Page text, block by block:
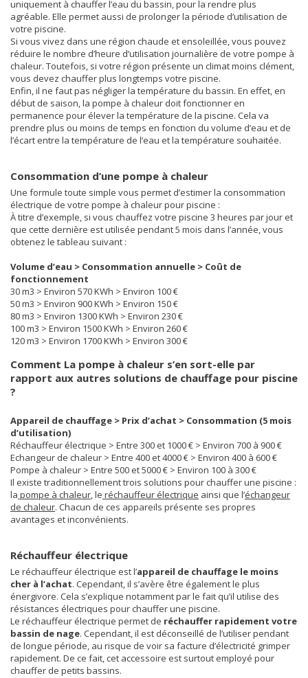
uniquement à chauffer l’eau du bassin, pour la rendre plus
agréable. Elle permet aussi de prolonger la période d’utilisation de
votre piscine.
Si vous vivez dans une région chaude et ensoleillée, vous pouvez
réduire le nombre d’heure d’utilisation journalière de votre pompe à
chaleur. Toutefois, si votre région présente un climat moins clément,
vous devez chauffer plus longtemps votre piscine.
Enfin, il ne faut pas négliger la température du bassin. En effet, en
début de saison, la pompe à chaleur doit fonctionner en
permanence pour élever la température de la piscine. Cela va
prendre plus ou moins de temps en fonction du volume d’eau et de
l’écart entre la température de l’eau et la température souhaitée.
Consommation d’une pompe à chaleur
Une formule toute simple vous permet d’estimer la consommation
électrique de votre pompe à chaleur pour piscine :
À titre d’exemple, si vous chauffez votre piscine 3 heures par jour et
que cette dernière est utilisée pendant 5 mois dans l’année, vous
obtenez le tableau suivant :
Volume d’eau > Consommation annuelle > Coût de
fonctionnement
30 m3 > Environ 570 KWh > Environ 100 €
50 m3 > Environ 900 KWh > Environ 150 €
80 m3 > Environ 1300 KWh > Environ 230 €
100 m3 > Environ 1500 KWh > Environ 260 €
120 m3 > Environ 1700 KWh > Environ 300 €
Comment La pompe à chaleur s’en sort-elle par
rapport aux autres solutions de chauffage pour piscine
?
Appareil de chauffage > Prix d’achat > Consommation (5 mois
d’utilisation)
Réchauffeur électrique > Entre 300 et 1000 € > Environ 700 à 900 €
Echangeur de chaleur > Entre 400 et 4000 € > Environ 400 à 600 €
Pompe à chaleur > Entre 500 et 5000 € > Environ 100 à 300 €
Il existe traditionnellement trois solutions pour chauffer une piscine :
la pompe à chaleur, le réchauffeur électrique ainsi que l’échangeur
de chaleur. Chacun de ces appareils présente ses propres
avantages et inconvénients.
Réchauffeur électrique
Le réchauffeur électrique est l’appareil de chauffage le moins
cher à l’achat. Cependant, il s’avère être également le plus
énergivore. Cela s’explique notamment par le fait qu’il utilise des
résistances électriques pour chauffer une piscine.
Le réchauffeur électrique permet de réchauffer rapidement votre
bassin de nage. Cependant, il est déconseillé de l’utiliser pendant
de longue période, au risque de voir sa facture d’électricité grimper
rapidement. De ce fait, cet accessoire est surtout employé pour
chauffer de petits bassins.